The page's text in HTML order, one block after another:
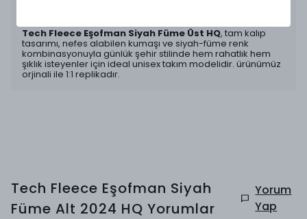
Tech Fleece Eşofman Siyah Füme Üst HQ, tam kalıp
tasarımı, nefes alabilen kumaşı ve siyah-füme renk
kombinasyonuyla günlük şehir stilinde hem rahatlık hem
şıklık isteyenler için ideal unisex takım modelidir. ürünümüz
orjinali ile 1:1 replikadır.
Tech Fleece Eşofman Siyah
Füme Alt 2024 HQ Yorumlar
Yorum
Yap